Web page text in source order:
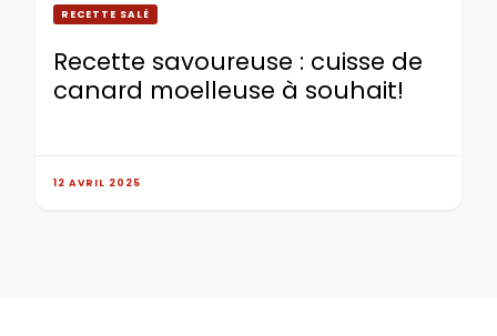
RECETTE SALÉ
Recette savoureuse : cuisse de
canard moelleuse à souhait!
12 AVRIL 2025